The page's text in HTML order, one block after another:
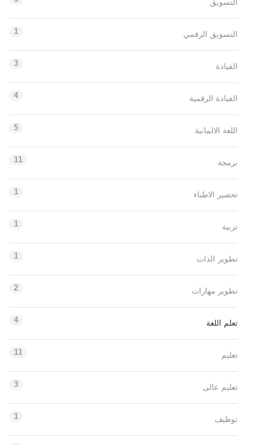
التسويق
التسويق الرقمي 1
القيادة 3
القيادة الرقمية 4
اللغة الالمانية 5
برمجة 11
تحضير الاطباء 1
تربية 1
تطوير الذات 1
تطوير مهارات 2
تعلم اللغة 4
تعليم 11
تعليم عالى 3
توظيف 1